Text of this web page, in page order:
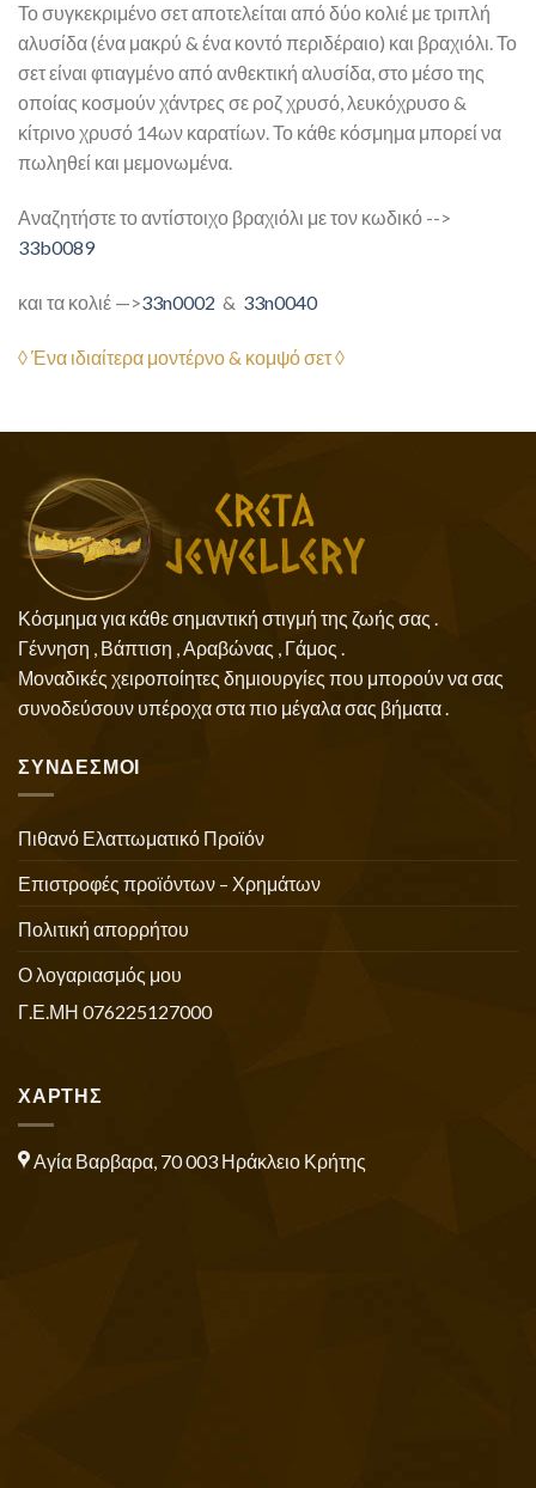
Το συγκεκριμένο σετ αποτελείται από δύο κολιέ με τριπλή
αλυσίδα (ένα μακρύ & ένα κοντό περιδέραιο) και βραχιόλι. Το
σετ είναι φτιαγμένο από ανθεκτική αλυσίδα, στο μέσο της
οποίας κοσμούν χάντρες σε ροζ χρυσό, λευκόχρυσο &
κίτρινο χρυσό 14ων καρατίων. Το κάθε κόσμημα μπορεί να
πωληθεί και μεμονωμένα.
Αναζητήστε το αντίστοιχο βραχιόλι με τον κωδικό -->
33b0089
και τα κολιέ —>33n0002 & 33n0040
◊ Ένα ιδιαίτερα μοντέρνο & κομψό σετ ◊
Κόσμημα για κάθε σημαντική στιγμή της ζωής σας .
Γέννηση , Βάπτιση , Αραβώνας , Γάμος .
Μοναδικές χειροποίητες δημιουργίες που μπορούν να σας
συνοδεύσουν υπέροχα στα πιο μέγαλα σας βήματα .
ΣΥΝΔΕΣΜΟΙ
Πιθανό Ελαττωματικό Προϊόν
Επιστροφές προϊόντων – Χρημάτων
Πολιτική απορρήτου
Ο λογαριασμός μου
Γ.Ε.ΜΗ 076225127000
ΧΑΡΤΗΣ
Αγία Βαρβαρα, 70 003 Ηράκλειο Κρήτης